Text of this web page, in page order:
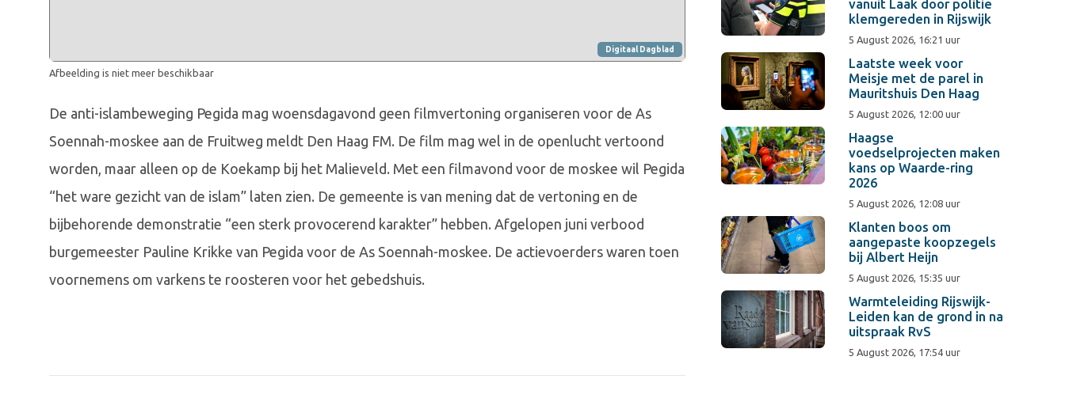
Digitaal Dagblad
Afbeelding is niet meer beschikbaar
De anti-islambeweging Pegida mag woensdagavond geen filmvertoning organiseren voor de As
Soennah-moskee aan de Fruitweg meldt Den Haag FM. De film mag wel in de openlucht vertoond
worden, maar alleen op de Koekamp bij het Malieveld. Met een filmavond voor de moskee wil Pegida
“het ware gezicht van de islam” laten zien. De gemeente is van mening dat de vertoning en de
bijbehorende demonstratie “een sterk provocerend karakter” hebben. Afgelopen juni verbood
burgemeester Pauline Krikke van Pegida voor de As Soennah-moskee. De actievoerders waren toen
voornemens om varkens te roosteren voor het gebedshuis.
vanuit Laak door politie
klemgereden in Rijswijk
5 August 2026, 16:21 uur
Laatste week voor
Meisje met de parel in
Mauritshuis Den Haag
5 August 2026, 12:00 uur
Haagse
voedselprojecten maken
kans op Waarde-ring
2026
5 August 2026, 12:08 uur
Klanten boos om
aangepaste koopzegels
bij Albert Heijn
5 August 2026, 15:35 uur
Warmteleiding Rijswijk-
Leiden kan de grond in na
uitspraak RvS
5 August 2026, 17:54 uur